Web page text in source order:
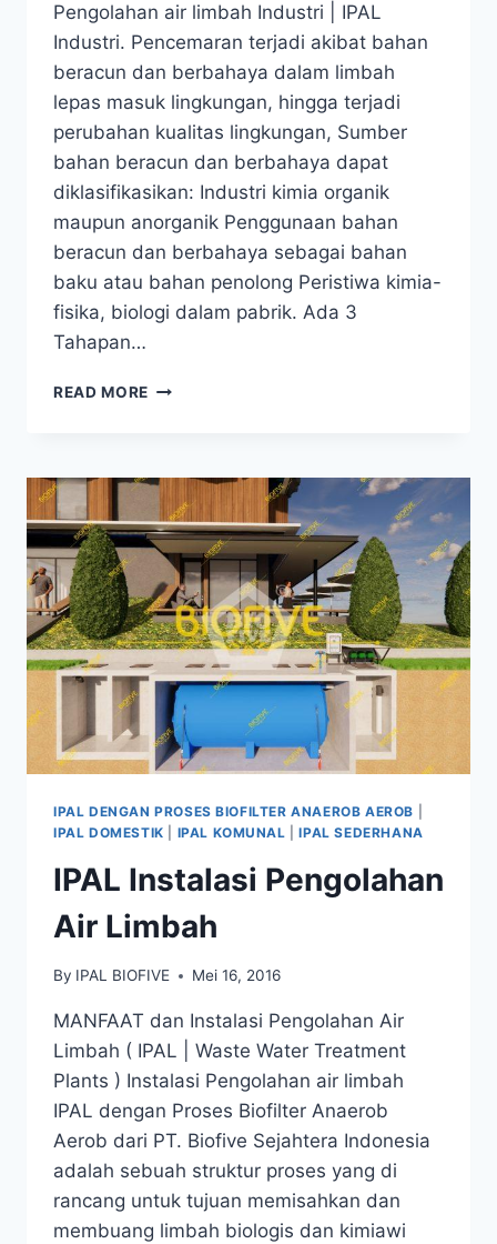
Pengolahan air limbah Industri | IPAL
Industri. Pencemaran terjadi akibat bahan
beracun dan berbahaya dalam limbah
lepas masuk lingkungan, hingga terjadi
perubahan kualitas lingkungan, Sumber
bahan beracun dan berbahaya dapat
diklasifikasikan: Industri kimia organik
maupun anorganik Penggunaan bahan
beracun dan berbahaya sebagai bahan
baku atau bahan penolong Peristiwa kimia-
fisika, biologi dalam pabrik. Ada 3
Tahapan…
READ MORE IPAL
IPAL DENGAN PROSES BIOFILTER ANAEROB AEROB
IPAL DOMESTIK
IPAL KOMUNAL |IPAL SEDERHANA
IPAL Instalasi Pengolahan
Air Limbah
By IPAL BIOFIVE Mei 16, 2016
MANFAAT dan Instalasi Pengolahan Air
Limbah ( IPAL | Waste Water Treatment
Plants ) Instalasi Pengolahan air limbah
IPAL dengan Proses Biofilter Anaerob
Aerob dari PT. Biofive Sejahtera Indonesia
adalah sebuah struktur proses yang di
rancang untuk tujuan memisahkan dan
membuang limbah biologis dan kimiawi